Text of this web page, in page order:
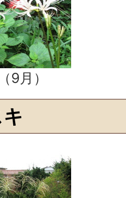
9月）